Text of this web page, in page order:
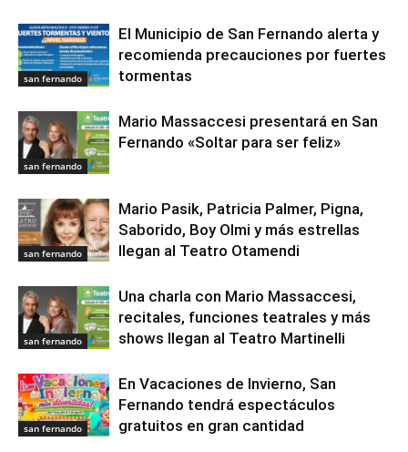
san fernando
El Municipio de San Fernando alerta y
recomienda precauciones por fuertes
tormentas
san fernando
Mario Massaccesi presentará en San
Fernando «Soltar para ser feliz»
san fernando
Mario Pasik, Patricia Palmer, Pigna,
Saborido, Boy Olmi y más estrellas
llegan al Teatro Otamendi
san fernando
Una charla con Mario Massaccesi,
recitales, funciones teatrales y más
shows llegan al Teatro Martinelli
san fernando
En Vacaciones de Invierno, San
Fernando tendrá espectáculos
gratuitos en gran cantidad